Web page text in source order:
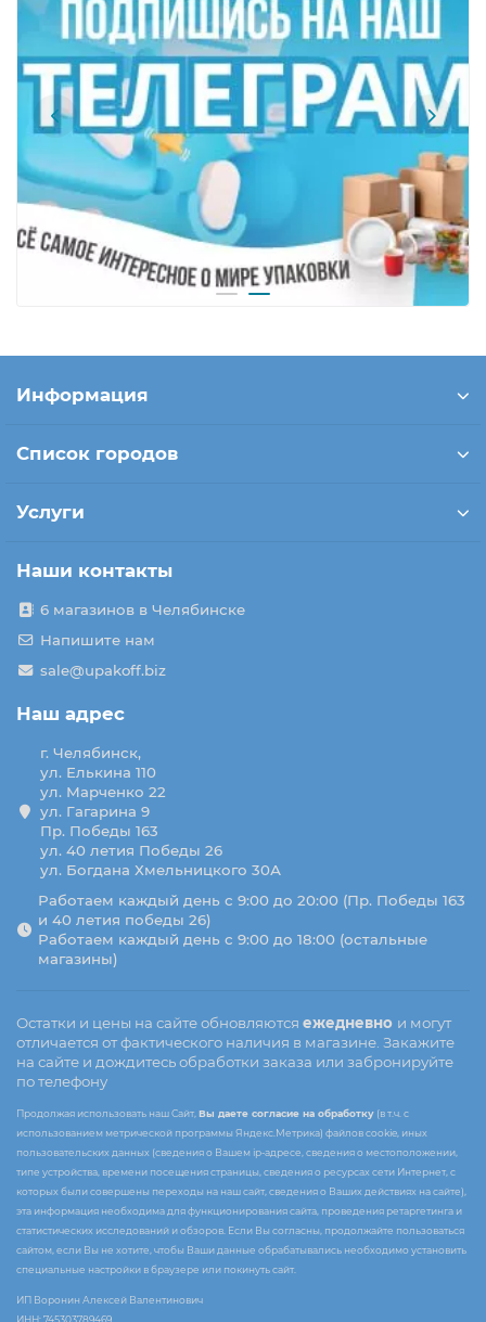
Информация
Список городов
Услуги
Наши контакты
6 магазинов в Челябинске
Напишите нам
sale@upakoff.biz
Наш адрес
г. Челябинск,
ул. Елькина 110
ул. Марченко 22
ул. Гагарина 9
Пр. Победы 163
ул. 40 летия Победы 26
ул. Богдана Хмельницкого 30А
Работаем каждый день с 9:00 до 20:00 (Пр. Победы 163
и 40 летия победы 26)
Работаем каждый день с 9:00 до 18:00 (остальные
магазины)
Остатки и цены на сайте обновляются ежедневно и могут
отличается от фактического наличия в магазине. Закажите
на сайте и дождитесь обработки заказа или забронируйте
по телефону
Продолжая использовать наш Сайт, Вы даете согласие на обработку (в т.ч. с
использованием метрической программы Яндекс.Метрика) файлов cookie, иных
пользовательских данных (сведения о Вашем ip-адресе, сведения о местоположении,
типе устройства, времени посещения страницы, сведения о ресурсах сети Интернет, с
которых были совершены переходы на наш сайт, сведения о Ваших действиях на сайте),
эта информация необходима для функционирования сайта, проведения ретаргетинга и
статистических исследований и обзоров. Если Вы согласны, продолжайте пользоваться
сайтом, если Вы не хотите, чтобы Ваши данные обрабатывались необходимо установить
специальные настройки в браузере или покинуть сайт.
ИП Воронин Алексей Валентинович
ИНН: 745303789469